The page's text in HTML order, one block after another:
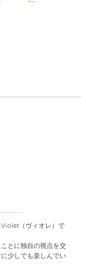
（ヴィオレ）で
とに独自の視点を交
少しでも楽しんでい